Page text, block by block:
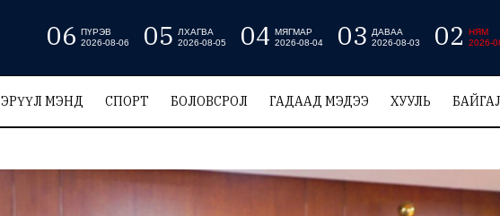
06 ПҮРЭВ
2026-08-06
05
ЛХАГВА
2026-08-05
04 МЯГМАР
2026-08-04
03
ДАВАА
2026-08-03
02
НЯМ
2026-
ЭРҮҮЛ МЭНД СПОРТ БОЛОВСРОЛ ГАДААД МЭДЭЭ ХУУЛЬ